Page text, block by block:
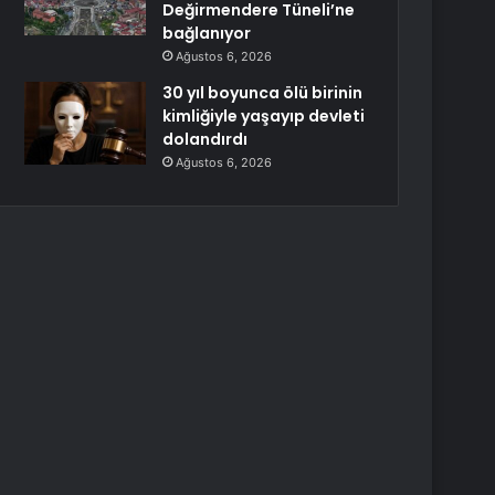
Değirmendere Tüneli’ne
bağlanıyor
Ağustos 6, 2026
30 yıl boyunca ölü birinin
kimliğiyle yaşayıp devleti
dolandırdı
Ağustos 6, 2026